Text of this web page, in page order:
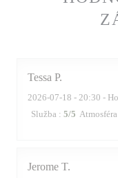
Tessa P
2026-07-18 - 20:30 -
Služba : 5/5 Atmosféra
Jerome T